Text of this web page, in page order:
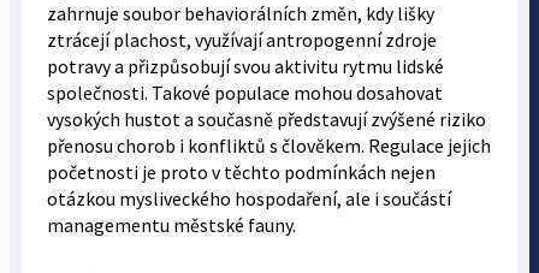
zahrnuje soubor behaviorálních změn, kdy lišky
ztrácejí plachost, využívají antropogenní zdroje
potravy a přizpůsobují svou aktivitu rytmu lidské
společnosti. Takové populace mohou dosahovat
vysokých hustot a současně představují zvýšené riziko
přenosu chorob i konfliktů s člověkem. Regulace jejich
početnosti je proto v těchto podmínkách nejen
otázkou mysliveckého hospodaření, ale i součástí
managementu městské fauny.